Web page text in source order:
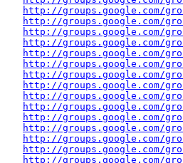
http://groups.google.com/
http://groups.google.com/
http://groups.google.com/
http://groups.google.com/
http://groups.google.com/
http://groups.google.com/
http://groups.google.com/
http://groups.google.com/
http://groups.google.com/
http://groups.google.com/
http://groups.google.com/
http://groups.google.com/
http://groups.google.com/
http://groups.google.com/
http://groups.google.com/